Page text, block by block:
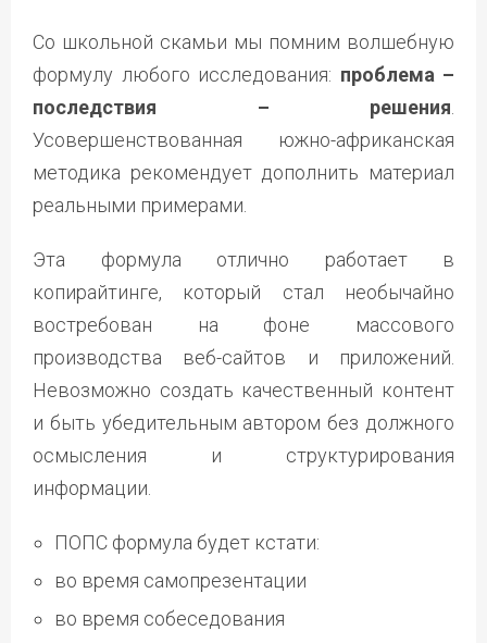
Со школьной скамьи мы помним волшебную
формулу любого исследования: проблема –
последствия – решения
Усовершенствованная южно-африканская
методика рекомендует дополнить материал
реальными примерами.
Эта формула отлично работает в
копирайтинге, который стал необычайно
востребован на фоне массового
производства веб-сайтов и приложений.
Невозможно создать качественный контент
и быть убедительным автором без должного
осмысления и структурирования
информации.
ПОПС формула будет кстати:
во время самопрезентации
во время собеседования